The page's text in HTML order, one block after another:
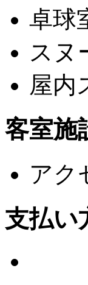
卓球
スヌ
屋内
客室施
アク
支払い